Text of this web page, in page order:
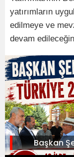
yatırımların
edilmeye ve
devam
Başkan